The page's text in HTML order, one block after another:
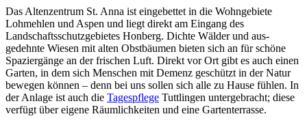
Das Altenzentrum St. Anna ist eingebettet in die Wohn­gebiete
Lohmehlen und Aspen und liegt direkt am Eingang des
Landschafts­­schutz­­gebietes Honberg. Dichte Wälder und aus­
gedehnte Wiesen mit alten Obst­bäumen bieten sich an für schöne
Spazier­gänge an der frischen Luft. Direkt vor Ort gibt es auch einen
Garten, in dem sich Menschen mit Demenz geschützt in der Natur
bewegen können – denn bei uns sollen sich alle zu Hause fühlen. In
der Anlage ist auch die Tagespflege Tuttlingen unter­gebracht; diese
verfügt über eigene Räumlich­keiten und eine Garten­terrasse.